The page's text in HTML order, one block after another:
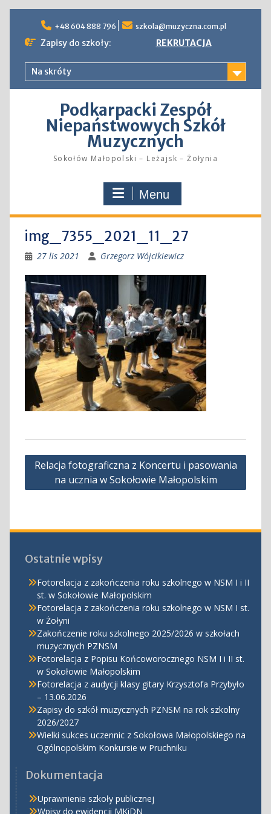
content
+48 604 888 796 szkola@muzyczna.com.pl
Zapisy do szkoły: REKRUTACJA
Na skróty
Podkarpacki Zespół
Niepaństwowych Szkół
Muzycznych
Sokołów Małopolski – Leżajsk – Żołynia
Menu
img_7355_2021_11_27
27 lis 2021 Grzegorz Wójcikiewicz
Nawigacja
wpisu
Relacja fotograficzna z Koncertu i pasowania
na ucznia w Sokołowie Małopolskim
Ostatnie wpisy
Fotorelacja z zakończenia roku szkolnego w NSM I i II
st. w Sokołowie Małopolskim
Fotorelacja z zakończenia roku szkolnego w NSM I st.
w Żołyni
Zakończenie roku szkolnego 2025/2026 w szkołach
muzycznych PZNSM
Fotorelacja z Popisu Końcoworocznego NSM I i II st.
w Sokołowie Małopolskim
Fotorelacja z audycji klasy gitary Krzysztofa Przybyło
– 13.06.2026
Zapisy do szkół muzycznych PZNSM na rok szkolny
2026/2027
Wielki sukces uczennic z Sokołowa Małopolskiego na
Ogólnopolskim Konkursie w Pruchniku
Dokumentacja
Uprawnienia szkoły publicznej
Wpisy do ewidencji MKiDN